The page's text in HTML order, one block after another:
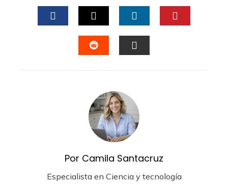
FACEBOOKTWITTERLINKEDIN
Por Camila Santacruz
Especialista en Ciencia y tecnología